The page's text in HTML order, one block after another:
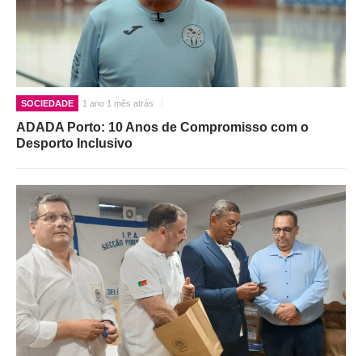
SOCIEDADE 1 ano 1 mês atrás
ADADA Porto: 10 Anos de Compromisso com o
Desporto Inclusivo